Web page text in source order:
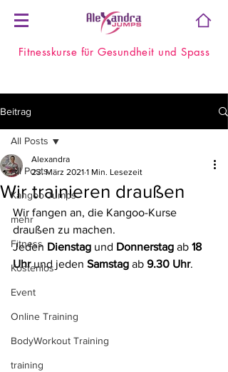
Fitnesskurse für Gesundheit und Spass
Beitrag
All Posts
Kangoo Jumps
mehr
Fitness
Kostenlos
Event
Online Training
BodyWorkout Training
training
All Posts
Wir trainieren draußen
Alexandra
23. März 2021 1 Min. Lesezeit
Wir fangen an, die Kangoo-Kurse
draußen zu machen.
Jeden Dienstag und Donnerstag ab 18
Uhr und jeden Samstag ab 9.30 Uhr.